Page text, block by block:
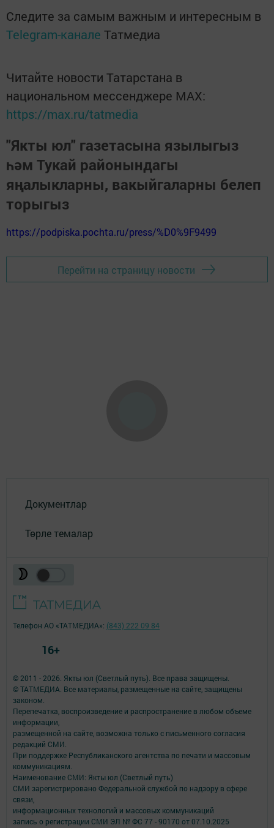
Следите за самым важным и интересным в
Telegram-канале Татмедиа
Читайте новости Татарстана в
национальном мессенджере MАХ:
https://max.ru/tatmedia
"Якты юл" газетасына язылыгыз
һәм Тукай районындагы
яңалыкларны, вакыйгаларны белеп
торыгыз
https://podpiska.pochta.ru/press/%D0%9F9499
Перейти на страницу новости
Документлар
Төрле темалар
© 2011 - 2026. Якты юл (Светлый путь). Все права защищены.
© ТАТМЕДИА. Все материалы, размещенные на сайте, защищены
законом.
Перепечатка, воспроизведение и распространение в любом объеме
информации,
размещенной на сайте, возможна только с письменного согласия
редакций СМИ.
При поддержке Республиканского агентства по печати и массовым
коммуникациям.
Наименование СМИ: Якты юл (Светлый путь)
СМИ зарегистрировано Федеральной службой по надзору в сфере
связи,
информационных технологий и массовых коммуникаций
запись о регистрации СМИ ЭЛ № ФС 77 - 90170 от 07.10.2025
Телефон АО «ТАТМЕДИА»: (843) 222 09 84
16+